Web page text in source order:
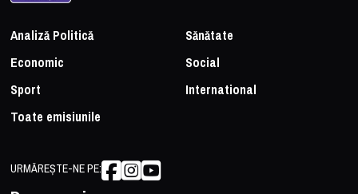
Analiză Politică
Sănătate
Economic
Social
Sport
International
Toate emisiunile
URMĂREȘTE-NE PE: